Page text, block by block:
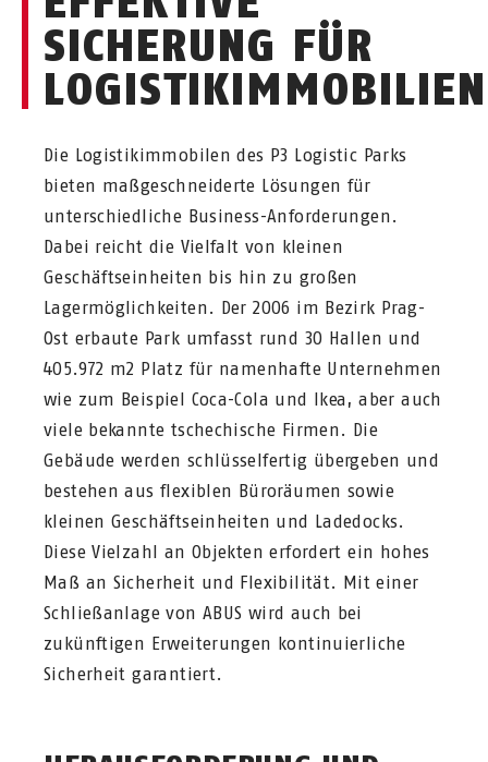
SICHERUNG FÜR
Die Logistikimmobilen des P3 Logistic Parks
bieten maßgeschneiderte Lösungen für
unterschiedliche Business-Anforderungen.
Dabei reicht die Vielfalt von kleinen
Geschäftseinheiten bis hin zu großen
Lagermöglichkeiten. Der 2006 im Bezirk Prag-
Ost erbaute Park umfasst rund 30 Hallen und
405.972 m2 Platz für namenhafte Unternehmen
wie zum Beispiel Coca-Cola und Ikea, aber auch
viele bekannte tschechische Firmen. Die
Gebäude werden schlüsselfertig übergeben und
bestehen aus flexiblen Büroräumen sowie
kleinen Geschäftseinheiten und Ladedocks.
Diese Vielzahl an Objekten erfordert ein hohes
Maß an Sicherheit und Flexibilität. Mit einer
Schließanlage von ABUS wird auch bei
zukünftigen Erweiterungen kontinuierliche
Sicherheit garantiert.